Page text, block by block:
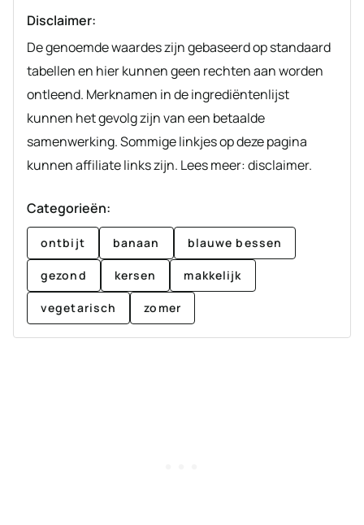
Disclaimer:
De genoemde waardes zijn gebaseerd op standaard
tabellen en hier kunnen geen rechten aan worden
ontleend. Merknamen in de ingrediëntenlijst
kunnen het gevolg zijn van een betaalde
samenwerking. Sommige linkjes op deze pagina
kunnen affiliate links zijn. Lees meer: disclaimer.
Categorieën:
ontbijt banaan blauwe bessen
gezond kersen makkelijk
vegetarisch zomer